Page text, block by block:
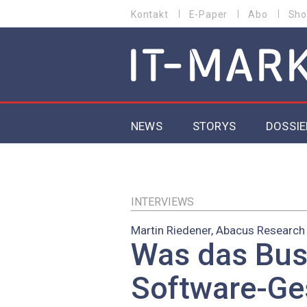
zum
MENU
Kontakt E-Paper Abo
MAIN NAVIGATION
NEWS STORYS
EU-
INTERVIEWS
Martin Riedener, Abacus
Was das
Software-